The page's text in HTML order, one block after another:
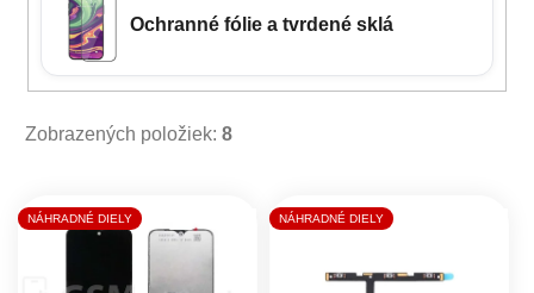
Ochranné fólie a tvrdené sklá
Zobrazených položiek: 8
Výpis produktov
NÁHRADNÉ DIELY NÁHRADNÉ DIELY